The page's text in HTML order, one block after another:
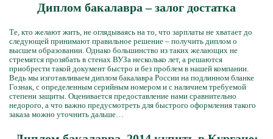
Диплом бакалавра – залог достатка
Те, кто желают жить, не оглядываясь на то, что зарплаты не хватает до
следующей принимают правильное решение – получить диплом о
высшем образовании. Однако большинство из таких желающих не
стремятся прозябать в стенах ВУЗа несколько лет, а решаются
приобрести такой документ быстро и без проблем в нашей компании.
Ведь мы изготавливаем диплом бакалавра России на подлинном бланке
Гознак, с определенным серийным номером и с наличием требуемой
степени защиты. Оценивается предоставление нами сравнительно
недорого, а что важно предусмотреть для быстрого оформления такого
заказа можно уточнить дальше…